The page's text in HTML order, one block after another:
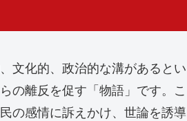
文化的、政治的な溝があるとい
の離反を促す「物語」です。こ
の感情に訴えかけ、世論を誘導